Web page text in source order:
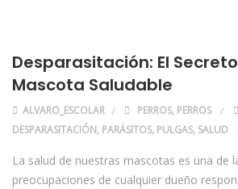
Desparasitación: El
Mascota Saludable
ALVARO_ESCOLAR PERROS, PERROS
DESPARASITACIÓN, PARÁSITOS, PULGAS, SALUD
La salud de nuestras mascotas es una de
preocupaciones de cualquier dueño